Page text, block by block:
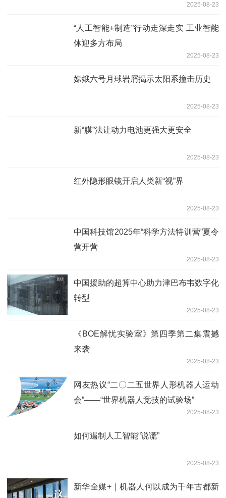
2025-08-23
“人工智能+制造”行动走深走实 工业智能
体迎多方布局
2025-08-23
嫦娥六号月球岩屑揭示太阳系撞击历史
2025-08-23
新“膜”法让动力电池更强大更安全
2025-08-23
红外隐形眼镜开启人类新“视”界
2025-08-23
中国科技馆2025年“科学方法特训营”夏令
营开营
2025-08-23
中国援助的超算中心助力津巴布韦数字化
转型
2025-08-23
《BOE解忧实验室》第四季第二集震撼
来袭
2025-08-23
网友热议“二〇二五世界人形机器人运动
会”——“世界机器人竞技的试验场”
2025-08-23
如何遏制人工智能“说谎”
2025-08-23
新华全媒+｜机器人何以成为千年古都新